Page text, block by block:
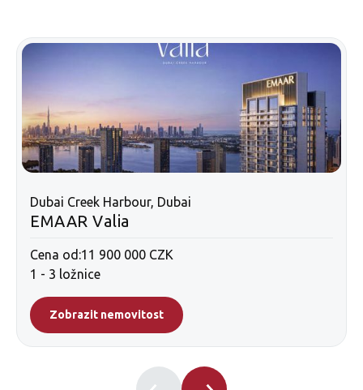
Dubai Creek Harbour, Dubai
EMAAR Valia
Cena od:11 900 000 CZK
1 - 3 ložnice
Zobrazit nemovitost